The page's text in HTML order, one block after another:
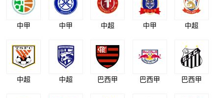
中甲 中甲 中超 中甲 中超
中超 中超 巴西甲 巴西甲 巴西甲